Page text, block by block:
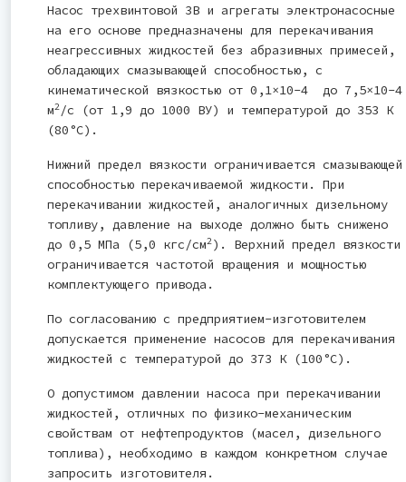
Насос трехвинтовой 3В и агрегаты электронасосные
на его основе предназначены для перекачивания
неагрессивных жидкостей без абразивных примесей,
обладающих смазывающей способностью, с
кинематической вязкостью от 0,1×10-4 до 7,5×10-4
м2 /с (от 1,9 до 1000 ВУ) и температурой до 353 К
(80°С).
Нижний предел вязкости ограничивается смазывающей
способностью перекачиваемой жидкости. При
перекачивании жидкостей, аналогичных дизельному
топливу, давление на выходе должно быть снижено
до 0,5 МПа (5,0 кгс/см2 ). Верхний предел вязкости
ограничивается частотой вращения и мощностью
комплектующего привода.
По согласованию с предприятием-изготовителем
допускается применение насосов для перекачивания
жидкостей с температурой до 373 К (100°С).
О допустимом давлении насоса при перекачивании
жидкостей, отличных по физико-механическим
свойствам от нефтепродуктов (масел, дизельного
топлива), необходимо в каждом конкретном случае
запросить изготовителя.